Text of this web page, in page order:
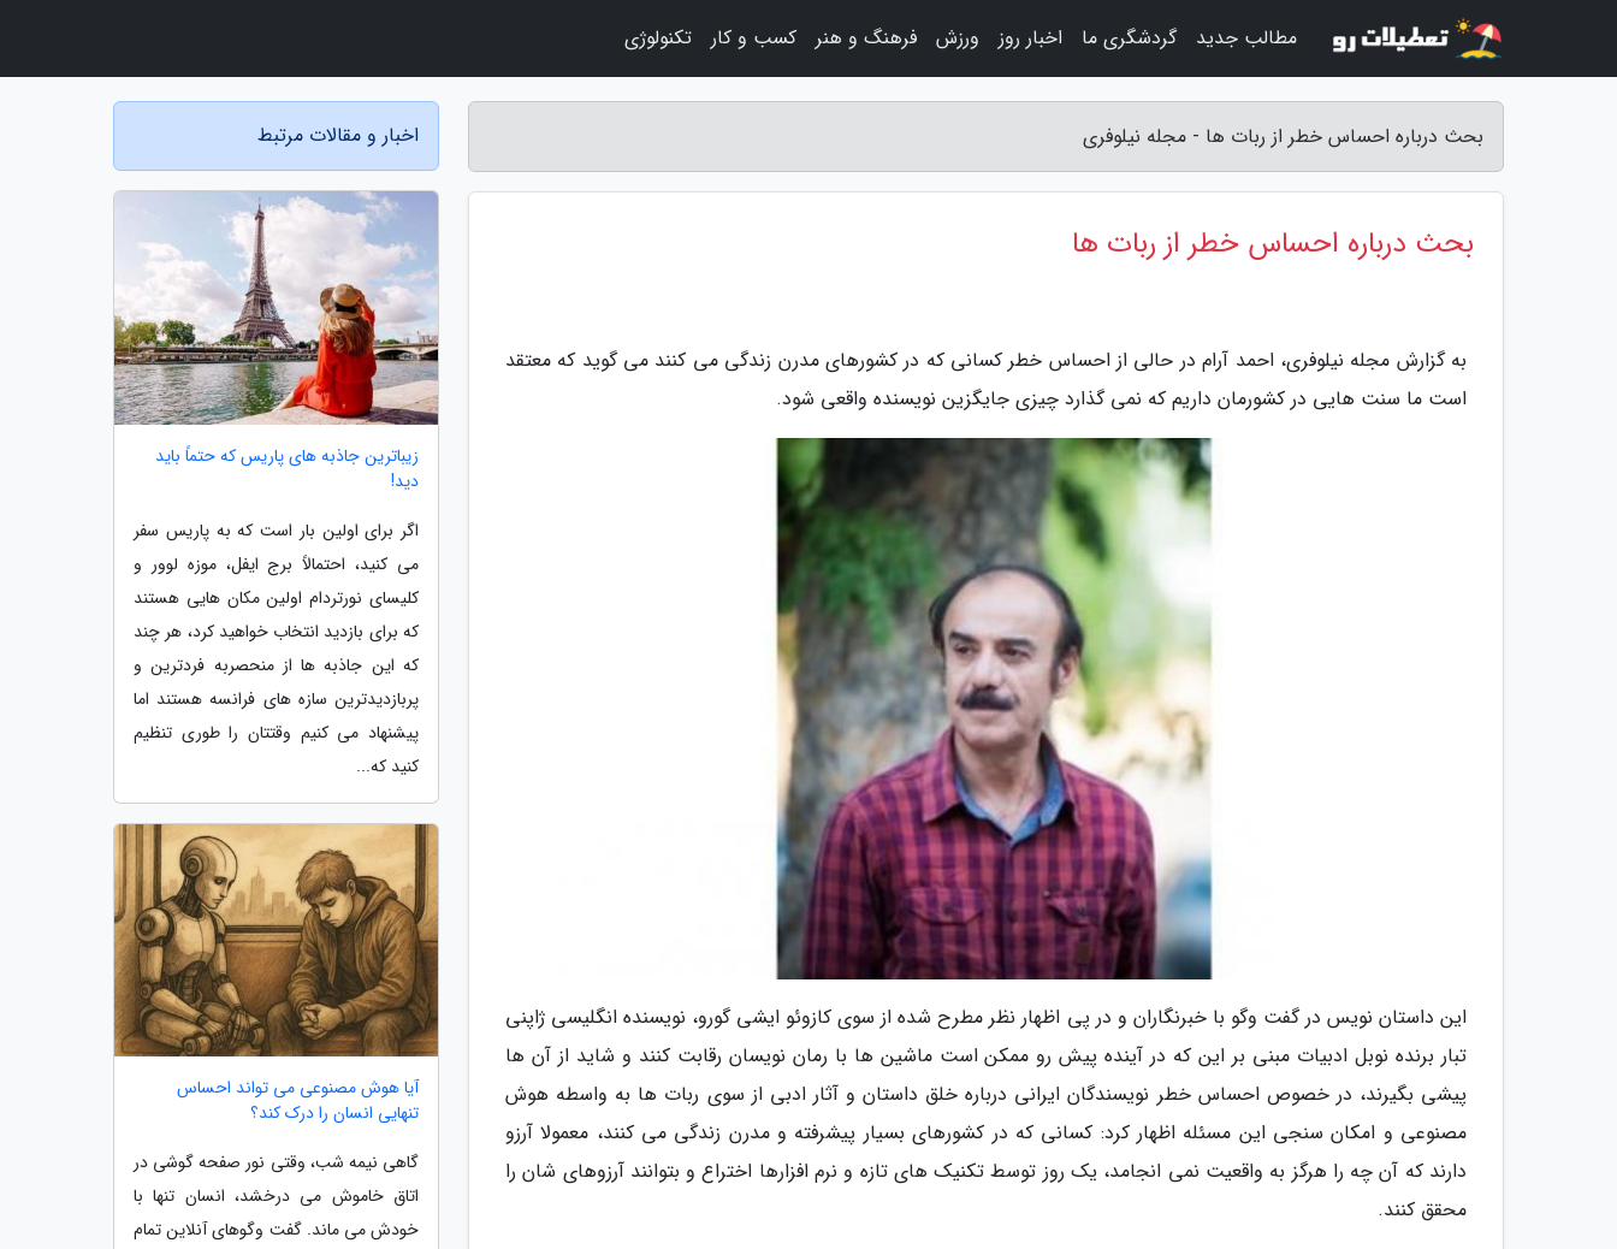
بحث درباره احساس خطر از ربات ها - مجله نیلوفری
بحث درباره احساس خطر از ربات ها
به گزارش مجله نیلوفری، احمد آرام در حالی از احساس خطر کسانی که در کشورهای مدرن زندگی می کنند می گوید که معتقد
است ما سنت هایی در کشورمان داریم که نمی گذارد چیزی جایگزین نویسنده واقعی شود.
این داستان نویس در گفت وگو با خبرنگاران و در پی اظهار نظر مطرح شده از سوی کازوئو ایشی گورو، نویسنده انگلیسی ژاپنی
تبار برنده نوبل ادبیات مبنی بر این که در آینده پیش رو ممکن است ماشین ها با رمان نویسان رقابت کنند و شاید از آن ها
پیشی بگیرند، در خصوص احساس خطر نویسندگان ایرانی درباره خلق داستان و آثار ادبی از سوی ربات ها به واسطه هوش
مصنوعی و امکان سنجی این مسئله اظهار کرد: کسانی که در کشورهای بسیار پیشرفته و مدرن زندگی می کنند، معمولا آرزو
دارند که آن چه را هرگز به واقعیت نمی انجامد، یک روز توسط تکنیک های تازه و نرم افزارها اختراع و بتوانند آرزوهای شان را
محقق کنند.
اخبار و مقالات مرتبط
زیباترین جاذبه های پاریس که حتماً باید
دید!
اگر برای اولین بار است که به پاریس سفر
می کنید، احتمالاً برج ایفل، موزه لوور و
کلیسای نورتردام اولین مکان هایی هستند
که برای بازدید انتخاب خواهید کرد، هر چند
که این جاذبه ها از منحصربه فردترین و
پربازدیدترین سازه های فرانسه هستند اما
پیشنهاد می کنیم وقتتان را طوری تنظیم
کنید که...
آیا هوش مصنوعی می تواند احساس
تنهایی انسان را درک کند؟
گاهی نیمه شب، وقتی نور صفحه گوشی در
اتاق خاموش می درخشد، انسان تنها با
خودش می ماند. گفت وگوهای آنلاین تمام
مطالب جدید گردشگری ما اخبار روز ورزش فرهنگ و هنر کسب و کار تکنولوژی